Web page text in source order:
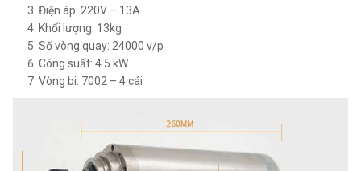
Điện áp: 220V – 13A
Khối lượng: 13kg
Số vòng quay: 24000 v/p
Công suất: 4.5 kW
Vòng bi: 7002 – 4 cái